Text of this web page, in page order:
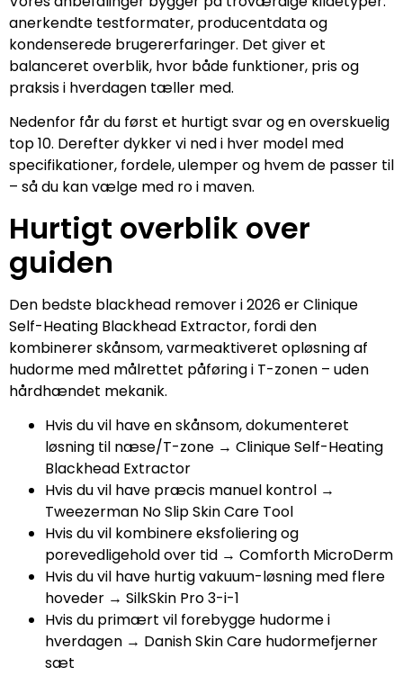
anerkendte testformater, producentdata og
kondenserede brugererfaringer. Det giver et
balanceret overblik, hvor både funktioner, pris og
praksis i hverdagen tæller med.
Nedenfor får du først et hurtigt svar og en overskuelig
top 10. Derefter dykker vi ned i hver model med
specifikationer, fordele, ulemper og hvem de passer til
– så du kan vælge med ro i maven.
Hurtigt overblik over
guiden
Den bedste blackhead remover i 2026 er Clinique
Self-Heating Blackhead Extractor, fordi den
kombinerer skånsom, varmeaktiveret opløsning af
hudorme med målrettet påføring i T-zonen – uden
hårdhændet mekanik.
Hvis du vil have en skånsom, dokumenteret
løsning til næse/T-zone → Clinique Self-Heating
Blackhead Extractor
Hvis du vil have præcis manuel kontrol →
Tweezerman No Slip Skin Care Tool
Hvis du vil kombinere eksfoliering og
porevedligehold over tid → Comforth MicroDerm
Hvis du vil have hurtig vakuum-løsning med flere
hoveder → SilkSkin Pro 3-i-1
Hvis du primært vil forebygge hudorme i
hverdagen → Danish Skin Care hudormefjerner
sæt